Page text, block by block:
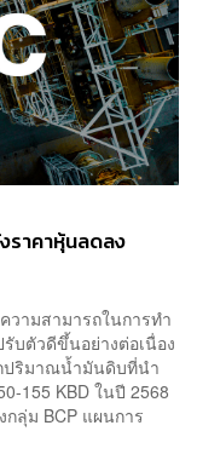
ราคาหุ้นลดลง
วามสามารถในการทำ
บตัวดีขึ้นอย่างต่อเนื่อง
ปริมาณน้ำมันดิบที่นำ
155 KBD ในปี 2568
ลุ่ม BCP แผนการ